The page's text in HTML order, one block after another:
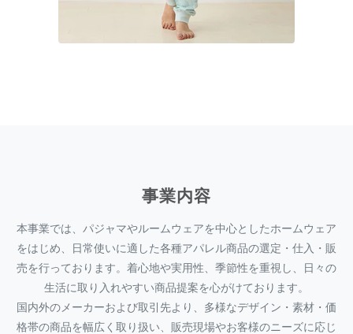
事業内容
本事業では、パジャマやルームウェアを中心としたホームウェア
をはじめ、日常使いに適した各種アパレル商品の選定・仕入・販
売を行っております。着心地や実用性、季節性を重視し、日々の
生活に取り入れやすい商品提案を心がけております。
国内外のメーカーおよび取引先より、多様なデザイン・素材・価
格帯の商品を幅広く取り扱い、販売現場やお客様のニーズに応じ